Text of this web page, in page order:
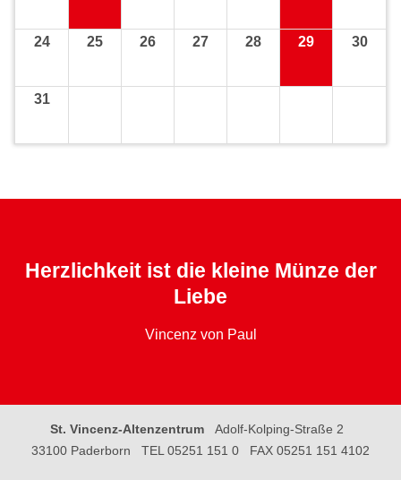
24 25 26 27 28 29 30
31
Herzlichkeit ist die kleine Münze der
Liebe
Vincenz von Paul
St. Vincenz-Altenzentrum
Adolf-Kolping-Straße 2
33100 Paderborn
TEL 05251 151 0 FAX 05251 151 4102